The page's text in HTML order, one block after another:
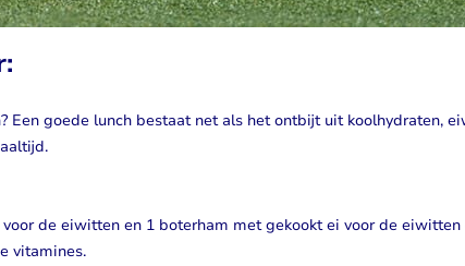
Een goede lunch bestaat net als het ontbijt uit koolhydraten,
de eiwitten en 1 boterham met gekookt ei voor de eiwitten
vitamines.